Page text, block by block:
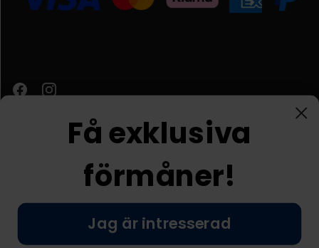
© Nordic Prostore 2026
Allmänna villkor
Få exklusiva
förmåner!
Jag är intresserad